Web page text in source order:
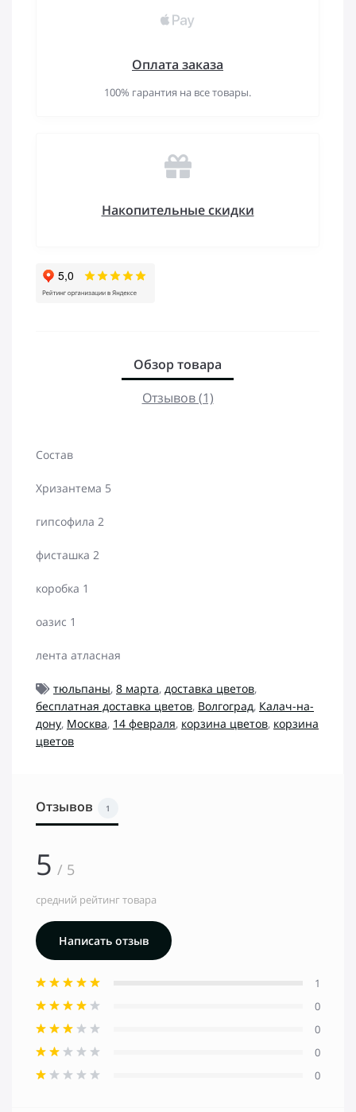
Оплата заказа
100% гарантия на все товары.
Накопительные скидки
Обзор товара
Отзывов (1)
Состав
Хризантема 5
гипсофила 2
фисташка 2
коробка 1
оазис 1
лента атласная
тюльпаны, 8 марта, доставка цветов,
бесплатная доставка цветов, Волгоград, Калач-на-
дону, Москва, 14 февраля, корзина цветов, корзина
цветов
Отзывов 1
5 / 5
средний рейтинг товара
Написать отзыв
1
0
0
0
0